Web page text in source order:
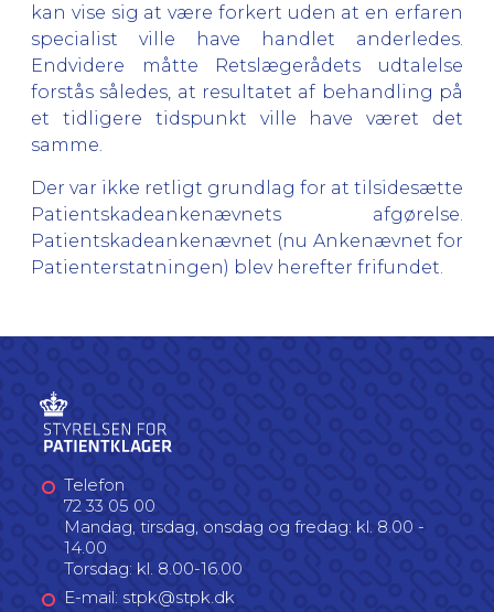
kan vise sig at være forkert uden at en erfaren
specialist ville have handlet anderledes.
Endvidere måtte Retslægerådets udtalelse
forstås således, at resultatet af behandling på
et tidligere tidspunkt ville have været det
samme.
Der var ikke retligt grundlag for at tilsidesætte
Patientskadeankenævnets afgørelse.
Patientskadeankenævnet (nu Ankenævnet for
Patienterstatningen) blev herefter frifundet.
Telefon
72 33 05 00
Mandag, tirsdag, onsdag og fredag: kl. 8.00 -
14.00
Torsdag: kl. 8.00-16.00
E-mail: stpk@stpk.dk